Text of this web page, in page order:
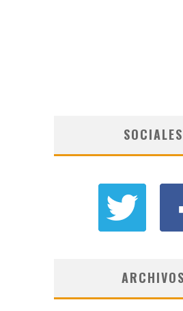
SOCIALES
ARCHIVOS